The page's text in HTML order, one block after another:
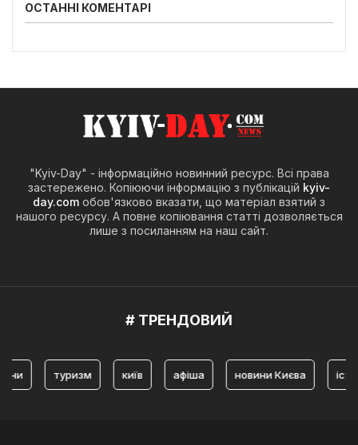
ОСТАННІ КОМЕНТАРІ
"Kyiv-Day" - інформаційно новинний ресурс. Всі права
застережено. Копіюючи інформацію з публікацій kyiv-
day.com обов'язково вказати, що матеріал взятий з
нашого ресурсу. А повне копіювання статті дозволяється
лише з посиланням на наш сайт.
# ТРЕНДОВИЙ
туризм афіша новини Києва історія